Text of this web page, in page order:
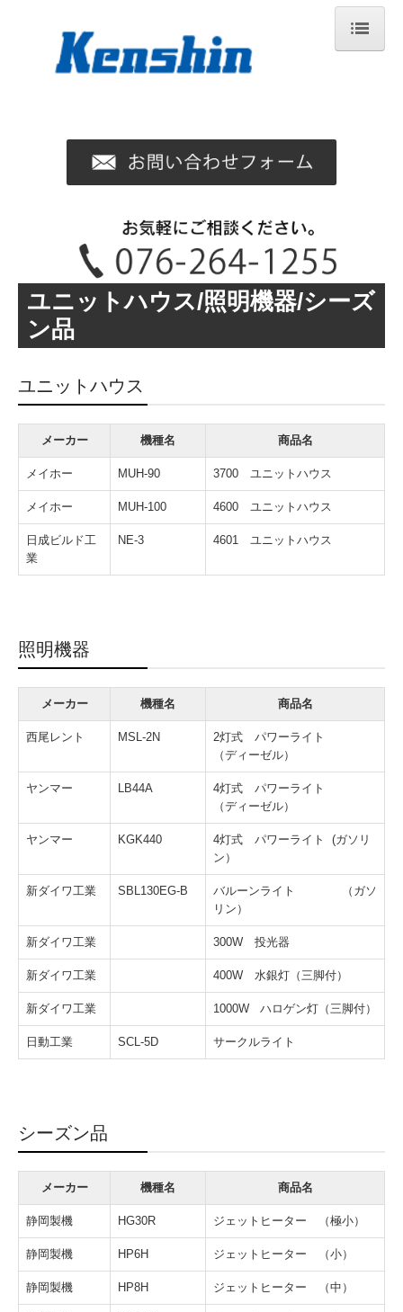
ホーム
お問い合わせ
保険情報
個人情報保護方針
レンタルご利用について
レンタカー/ホイルローダー/クローラーキャリア/ブルドーザー
発電機溶接機
電動工具
切削機器
草刈機器/コンプレッサー/エア工具
汎用機器/コンクリート機器/測量機器
ユニットハウス/照明機器/シーズ
ン品
ユニットハウス
メーカー 機種名 商品名
メイホー MUH-90 3700 ユニットハウス
メイホー MUH-100 4600 ユニットハウス
日成ビルド工
業
NE-3 4601 ユニットハウス
照明機器
メーカー 機種名 商品名
西尾レント MSL-2N
2灯式 パワーライト
（ディーゼル）
ヤンマー LB44A
4灯式 パワーライト
（ディーゼル）
ヤンマー KGK440
4灯式 パワーライト (ガソリ
ン）
新ダイワ工業 SBL130EG-B
バルーンライト （ガソ
リン）
新ダイワ工業 300W 投光器
新ダイワ工業 400W 水銀灯（三脚付）
新ダイワ工業 1000W ハロゲン灯（三脚付）
日動工業 SCL-5D サークルライト
シーズン品
メーカー 機種名 商品名
静岡製機 HG30R ジェットヒーター （極小）
静岡製機 HP6H ジェットヒーター （小）
静岡製機 HP8H ジェットヒーター （中）